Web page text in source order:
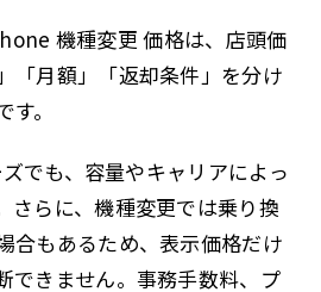
機種変更 価格は、店頭価
「月額」「返却条件」を分け
。
でも、容量やキャリアによっ
さらに、機種変更では乗り換
合もあるため、表示価格だけ
できません。事務手数料、プ